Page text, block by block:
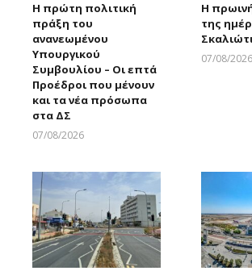
Η πρώτη πολιτική
πράξη του
ανανεωμένου
Υπουργικού
Συμβουλίου – Οι επτά
Προέδροι που μένουν
και τα νέα πρόσωπα
στα ΔΣ
07/08/2026
Η
της
07/08/2026